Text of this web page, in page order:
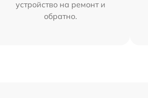
устройство на ремонт и
обратно.